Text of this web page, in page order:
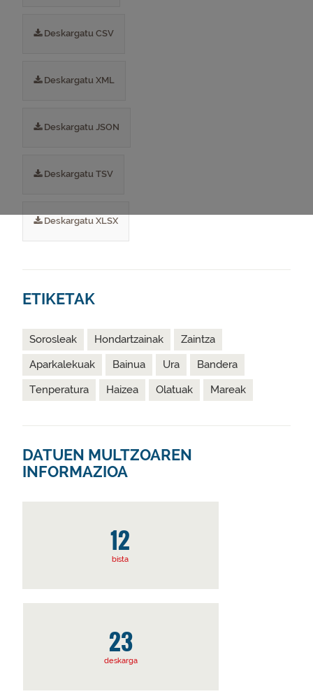
Deskargatu CSV
Deskargatu XML
Deskargatu JSON
Deskargatu TSV
Deskargatu XLSX
ETIKETAK
Sorosleak Hondartzainak
Zaintza
Aparkalekuak
Bainua Ura
Bandera
Tenperatura
Haizea Olatuak Mareak
DATUEN MULTZOAREN
INFORMAZIOA
12
bista
23
deskarga